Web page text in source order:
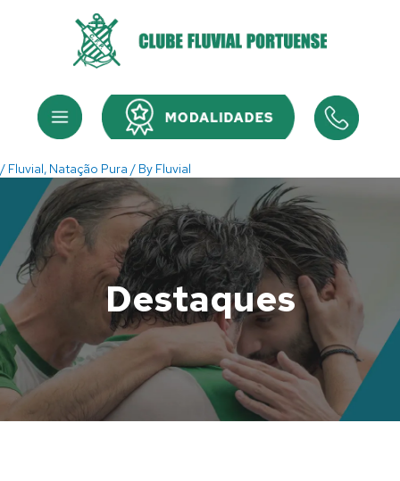
Menu Menu
/ Fluvial, Natação Pura / By Fluvial
Destaques